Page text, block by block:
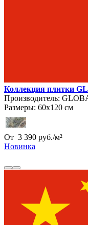
Коллекция плитки
Производитель:
Размеры: 60х120 см
От 3 390 руб./м²
Новинка